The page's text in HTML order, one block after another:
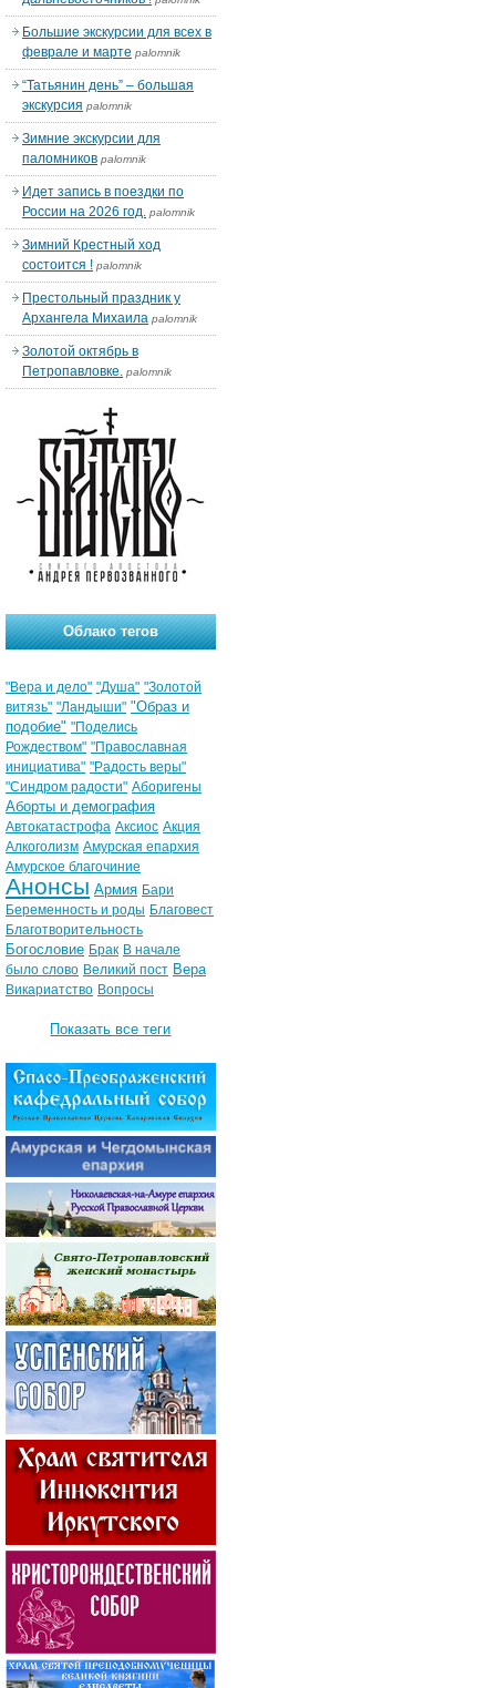
Большие экскурсии для всех в
феврале и марте palomnik
“Татьянин день” – большая
экскурсия palomnik
Зимние экскурсии для
паломников palomnik
Идет запись в поездки по
России на 2026 год. palomnik
Зимний Крестный ход
состоится ! palomnik
Престольный праздник у
Архангела Михаила palomnik
Золотой октябрь в
Петропавловке. palomnik
Облако тегов
"Вера и дело" "Душа" "Золотой
витязь" "Ландыши" "Образ и
подобие" "Поделись
Рождеством" "Православная
инициатива" "Радость веры"
"Синдром радости" Аборигены
Аборты и демография
Автокатастрофа Аксиос Акция
Алкоголизм Амурская епархия
Амурское благочиние
Анонсы Армия Бари
Беременность и роды Благовест
Благотворительность
Богословие Брак В начале
было слово Великий пост Вера
Викариатство Вопросы
Показать все теги